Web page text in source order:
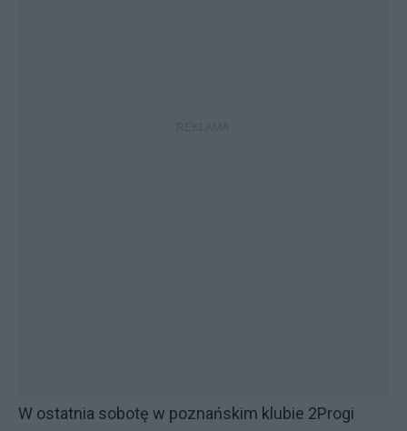
W ostatnia sobotę w poznańskim klubie 2Progi